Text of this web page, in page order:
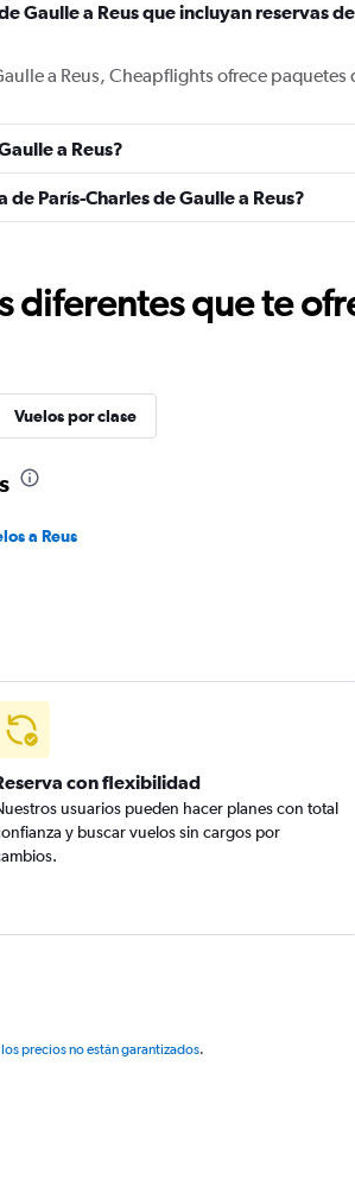
Gaulle a Reus que incluyan reservas de
a Reus, Cheapflights ofrece paquetes
a Reus?
París-Charles de Gaulle a Reus?
diferentes que te
Vuelos por clase
a Reus
con flexibilidad
usuarios pueden hacer planes con total
y buscar vuelos sin cargos por
los precios no están garantizados.